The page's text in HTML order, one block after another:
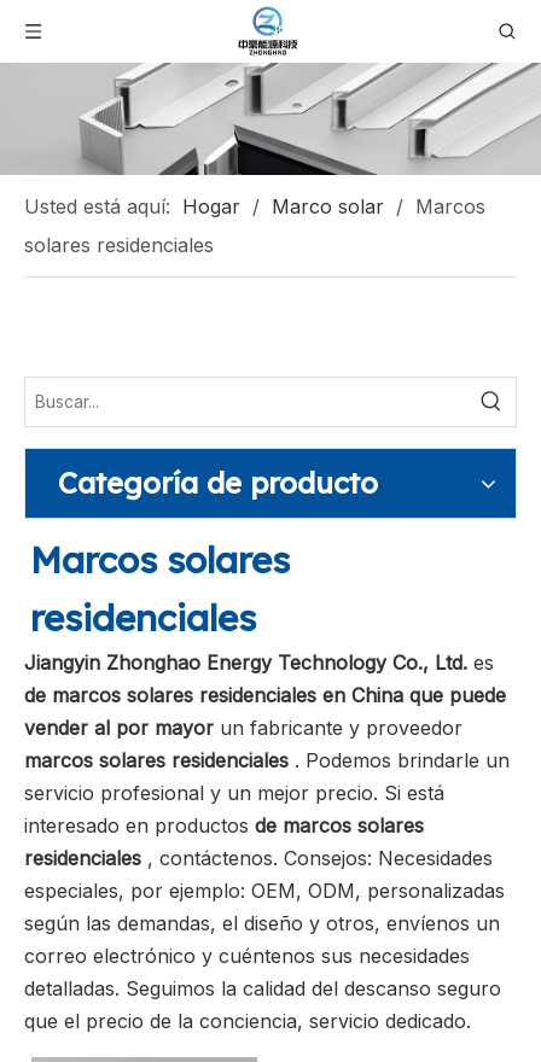
Usted está aquí: Hogar / Marco solar / Marcos
solares residenciales
Categoría de producto
Marcos solares
residenciales
Jiangyin Zhonghao Energy Technology Co., Ltd. es
de marcos solares residenciales en China que puede
vender al por mayor un fabricante y proveedor
marcos solares residenciales . Podemos brindarle un
servicio profesional y un mejor precio. Si está
interesado en productos de marcos solares
residenciales , contáctenos. Consejos: Necesidades
especiales, por ejemplo: OEM, ODM, personalizadas
según las demandas, el diseño y otros, envíenos un
correo electrónico y cuéntenos sus necesidades
detalladas. Seguimos la calidad del descanso seguro
que el precio de la conciencia, servicio dedicado.